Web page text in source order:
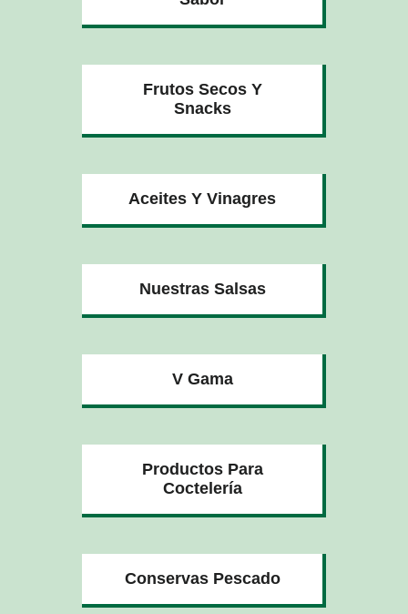
Frutos Secos Y
Snacks
Aceites Y Vinagres
Nuestras Salsas
V Gama
Productos Para
Coctelería
Conservas Pescado